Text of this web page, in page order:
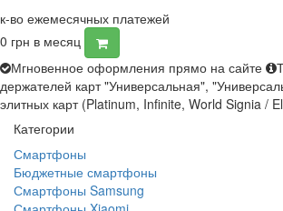
к-во ежемесячных платежей
0 грн в месяц
Мгновенное оформления прямо на сайте
держателей карт "Универсальная",
элитных карт (Platinum, Infinite, World Signia /
Категории
Смартфоны
Бюджетные смартфоны
Смартфоны Samsung